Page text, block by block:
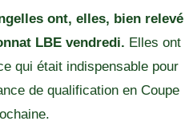
ont, elles, bien relevé
LBE vendredi. Elles ont
qui était indispensable pour
de qualification en Coupe